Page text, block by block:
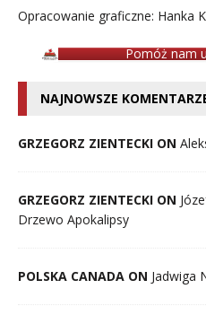
Opracowanie graficzne: Hanka
Pomóż nam
NAJNOWSZE
GRZEGORZ ZIENTECKI ON
GRZEGORZ ZIENTECKI ON
Drzewo Apokalipsy
POLSKA CANADA ON Jadwiga